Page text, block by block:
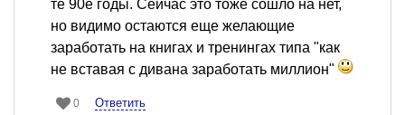
те 90е годы. Сейчас это тоже сошло на нет,
но видимо остаются еще желающие
заработать на книгах и тренингах типа "как
не вставая с дивана заработать миллион"
0 Ответить